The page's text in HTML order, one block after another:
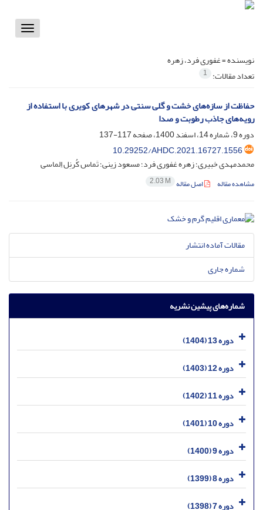
Toggle
نویسنده =غفوری فرد، زهره
تعداد مقالات: 1
حفاظت از سازه‌های خشت و گلی سنتی در شهرهای کویری با استفاده از
رویه‌های جاذب رطوبت و صدا
دوره 9، شماره 14، اسفند 1400، صفحه
117-137
10.29252/AHDC.2021.16727.1556
محمدمهدی خبیری؛ زهره غفوری فرد؛ مسعود زینی؛ تَماس کُرنِل اِلماسی
مشاهده مقاله اصل مقاله 2.03 M
مقالات آماده انتشار
شماره جاری
شماره‌های پیشین نشریه
دوره 13 (1404)
دوره 12 (1403)
دوره 11 (1402)
دوره 10 (1401)
دوره 9 (1400)
دوره 8 (1399)
دوره 7 (1398)